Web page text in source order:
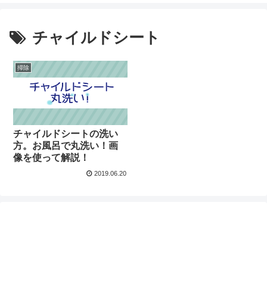
チャイルドシート
掃除
チャイルドシートの洗い
方。お風呂で丸洗い！画
像を使って解説！
2019.06.20